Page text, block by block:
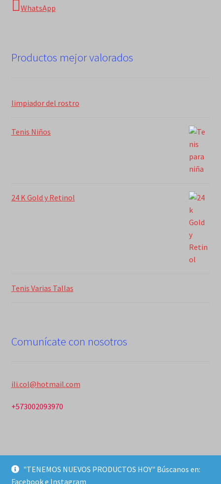
WhatsApp
Productos mejor valorados
limpiador del rostro
Tenis Niños
24 K Gold y Retinol
Tenis Varias Tallas
Comunícate con nosotros
ili.col@hotmail.com
+573002093970
© ili 2026
"TENEMOS NUEVOS PRODUCTOS HOY" Búscanos en:
Facebook e Instagram